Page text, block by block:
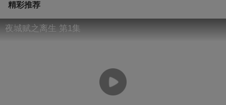
精彩推荐
夜城赋之离生 第1集